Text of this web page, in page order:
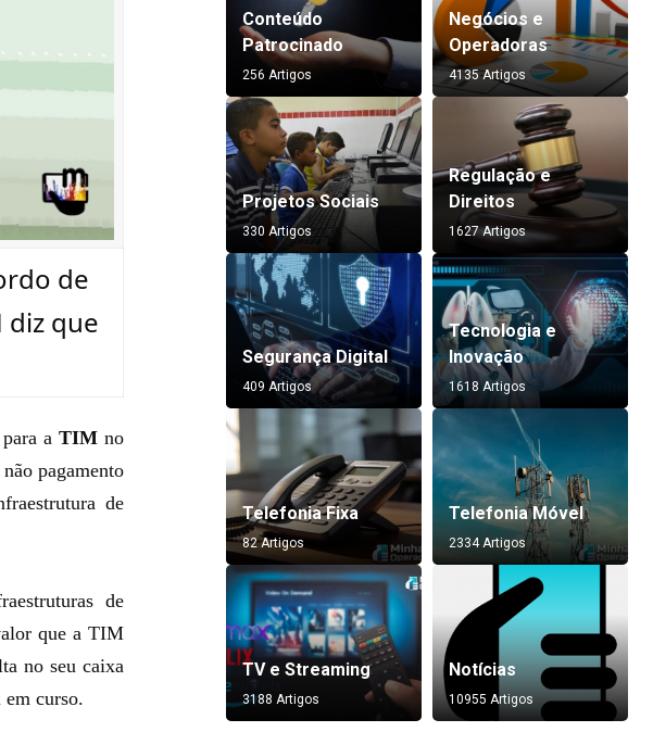
de
que
para aTIM no
pagamento
de
de
que a TIM
no seu caixa
em curso.
Conteúdo
Patrocinado
256 Artigos
Negócios e
Operadoras
4135 Artigos
Projetos Sociais
330 Artigos
Regulação e
Direitos
1627 Artigos
Segurança Digital
409 Artigos
Tecnologia e
Inovação
1618 Artigos
Telefonia Fixa
82 Artigos
Telefonia Móvel
2334 Artigos
TV e Streaming
3188 Artigos
Notícias
10955 Artigos